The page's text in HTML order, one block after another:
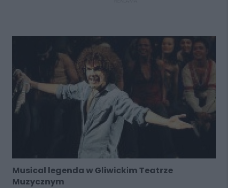
Musical legenda w Gliwickim Teatrze
Muzycznym